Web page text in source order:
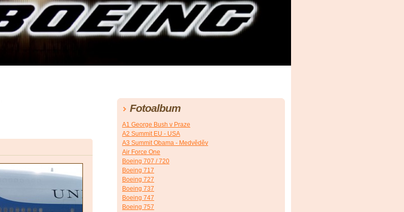
Fotoalbum
A1 George Bush v Praze
A2 Summit EU - USA
A3 Summit Obama - Medvěděv
Air Force One
Boeing 707 / 720
Boeing 717
Boeing 727
Boeing 737
Boeing 747
Boeing 757